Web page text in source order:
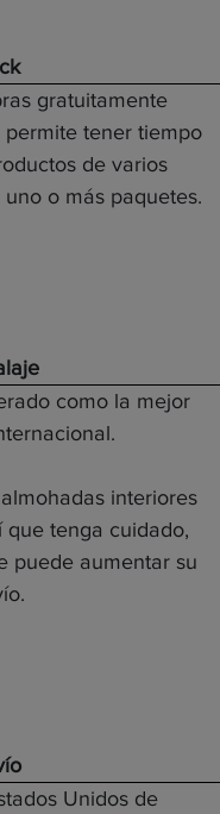
gratuitamente
tener tiempo
de varios
o más paquetes.
como la mejor
interiores
que tenga cuidado,
puede aumentar su
Unidos de